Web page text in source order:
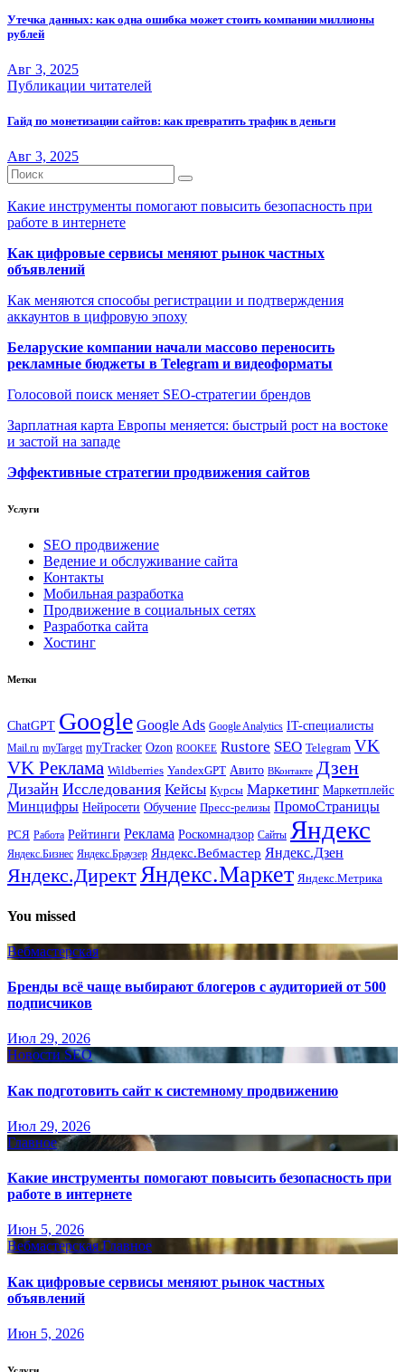
Утечка данных: как одна ошибка может стоить компании миллионы
рублей
Авг 3, 2025
Публикации читателей
Гайд по монетизации сайтов: как превратить трафик в деньги
Авг 3, 2025
Какие инструменты помогают повысить безопасность при
работе в интернете
Как цифровые сервисы меняют рынок частных
объявлений
Как меняются способы регистрации и подтверждения
аккаунтов в цифровую эпоху
Беларуские компании начали массово переносить
рекламные бюджеты в Telegram и видеоформаты
Голосовой поиск меняет SEO-стратегии брендов
Зарплатная карта Европы меняется: быстрый рост на востоке
и застой на западе
Эффективные стратегии продвижения сайтов
Услуги
SEO продвижение
Ведение и обслуживание сайта
Контакты
Мобильная разработка
Продвижение в социальных сетях
Разработка сайта
Хостинг
Метки
ChatGPT Google Google Ads Google Analytics IT-специалисты
Mail.ru myTarget myTracker Ozon ROOKEE Rustore SEO Telegram VK
VK Реклама Wildberries YandexGPT Авито ВКонтакте Дзен
Дизайн Исследования Кейсы Курсы Маркетинг Маркетплейс
Минцифры Нейросети Обучение Пресс-релизы ПромоСтраницы
РСЯ Работа Рейтинги Реклама Роскомнадзор Сайты Яндекс
Яндекс.Бизнес Яндекс.Браузер Яндекс.Вебмастер Яндекс.Дзен
Яндекс.ДиректЯндекс.Маркет Яндекс.Метрика
You missed
Вебмастерская
Бренды всё чаще выбирают блогеров с аудиторией от 500
подписчиков
Июл 29, 2026
Новости SEO
Как подготовить сайт к системному продвижению
Июл 29, 2026
Главное
Какие инструменты помогают повысить безопасность при
работе в интернете
Июн 5, 2026
Вебмастерская Главное
Как цифровые сервисы меняют рынок частных
объявлений
Июн 5, 2026